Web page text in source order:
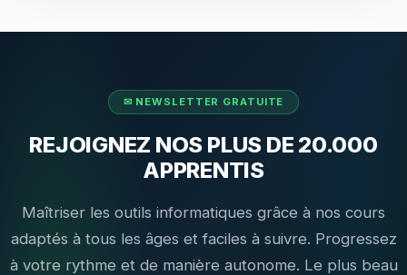
REJOIGNEZ NOS PLUS DE 20.000
APPRENTIS
Maîtriser les outils informatiques grâce à nos cours
adaptés à tous les âges et faciles à suivre. Progressez
à votre rythme et de manière autonome. Le plus beau